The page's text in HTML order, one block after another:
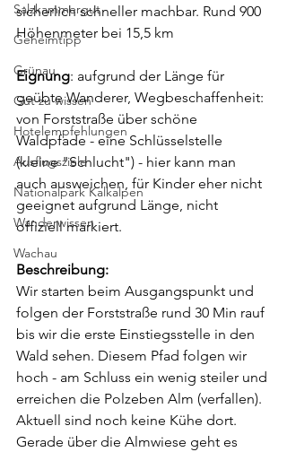
Salzkammergut
Geheimtipp
Grünau
Gut zu wissen
Hotelempfehlungen
Ausflugsziele
Nationalpark Kalkalpen
Wanderwissen
Wachau
sicherlich schneller machbar. Rund 900
Höhenmeter bei 15,5 km
Eignung: aufgrund der Länge für
geübte Wanderer, Wegbeschaffenheit:
von Forststraße über schöne
Waldpfade - eine Schlüsselstelle
(kleine "Schlucht") - hier kann man
auch ausweichen, für Kinder eher nicht
geeignet aufgrund Länge, nicht
offiziell markiert.
Beschreibung:
Wir starten beim Ausgangspunkt und
folgen der Forststraße rund 30 Min rauf
bis wir die erste Einstiegsstelle in den
Wald sehen. Diesem Pfad folgen wir
hoch - am Schluss ein wenig steiler und
erreichen die Polzeben Alm (verfallen).
Aktuell sind noch keine Kühe dort.
Gerade über die Almwiese geht es